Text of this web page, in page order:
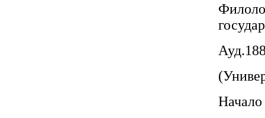
Начало